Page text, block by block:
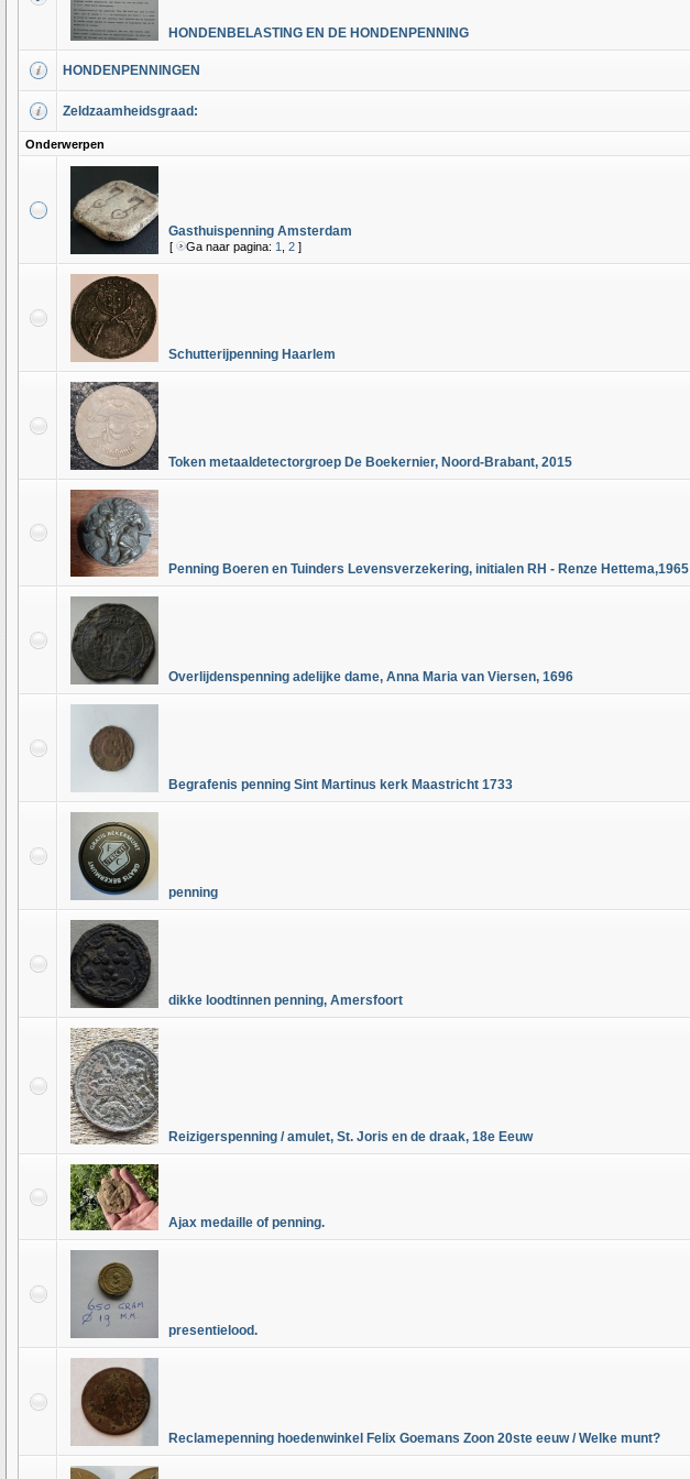
HONDENBELASTING EN DE HONDENPENNING
HONDENPENNINGEN
Zeldzaamheidsgraad:
Onderwerpen
Gasthuispenning Amsterdam
[ Ga naar pagina: 1 2 ]
Schutterijpenning Haarlem
Token metaaldetectorgroep De Boekernier, Noord-Brabant, 2015
Penning Boeren en Tuinders Levensverzekering, initialen RH - Renze Hettema,1965
Overlijdenspenning adelijke dame, Anna Maria van Viersen, 1696
Begrafenis penning Sint Martinus kerk Maastricht 1733
penning
dikke loodtinnen penning, Amersfoort
Reizigerspenning / amulet, St. Joris en de draak, 18e Eeuw
Ajax medaille of penning.
presentielood.
Reclamepenning hoedenwinkel Felix Goemans Zoon 20ste eeuw / Welke munt?